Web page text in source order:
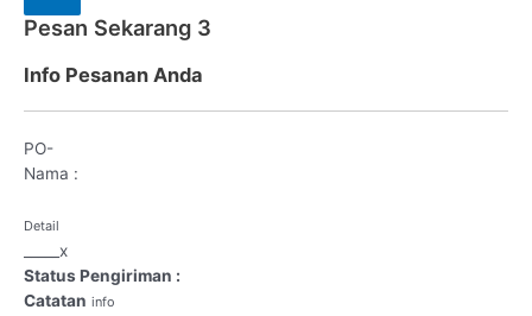
Pesan Sekarang 3
Info Pesanan Anda
PO-
Nama :
Detail
x
Status Pengiriman :
Catatan info